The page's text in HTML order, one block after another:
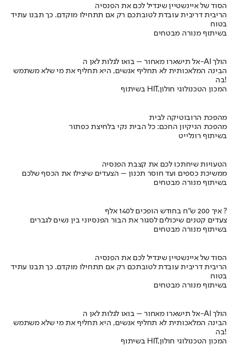
הסוד של איינשטיין שיגדיל לכם את הפנסיה
הריבית דריבית עובדת לטובתכם רק אם תתחילו מוקדם. כך תבנו עתיד
בטוח
בשיתוף מנורה מבטחים
אל תישארו מאחור – בואו לגלות לאן ה-AI הולך
הבינה המלאכותית לא תחליף אנשים, היא תחליף את מי שלא משתמש
בה!
בשיתוף HIT,המכון הטכנולוגי חולון
מהפכת הרובוטיקה לבית
מהפכת הניקיון החכם: כל הבית נקי בלחיצת כפתור
בשיתוף רונלייט
הטעויות שיחתכו לכם את קצבת הפנסיה
ממשיכת כספים ועד חוסר תכנון – הצעדים שיצילו את הכסף שלכם
בשיתוף מנורה מבטחים
איך 200 ש"ח בחודש הופכים ל140 אלף ?
צעדים קטנים שיכולים לסגור את הבור הפנסיוני בין נשים לגברים
בשיתוף מנורה מבטחים
הסוד של איינשטיין שיגדיל לכם את הפנסיה
הריבית דריבית עובדת לטובתכם רק אם תתחילו מוקדם. כך תבנו עתיד
בטוח
בשיתוף מנורה מבטחים
אל תישארו מאחור – בואו לגלות לאן ה-AI הולך
הבינה המלאכותית לא תחליף אנשים, היא תחליף את מי שלא משתמש
בה!
בשיתוף HIT,המכון הטכנולוגי חולון